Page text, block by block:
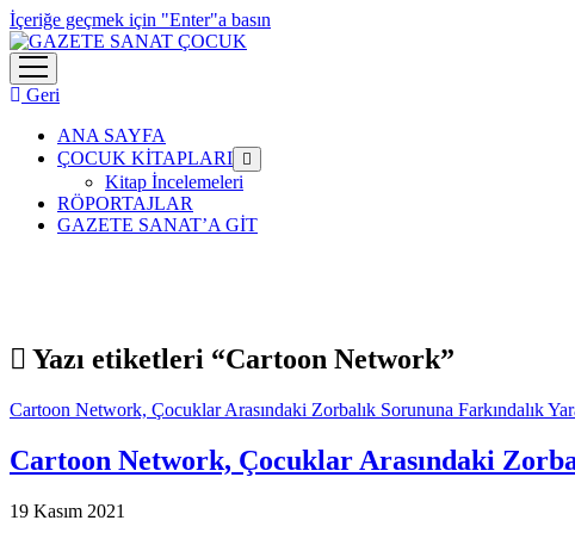
İçeriğe geçmek için "Enter"a basın
menüyü
aç
Geri
ANA SAYFA
ÇOCUK KİTAPLARI menüyü
aç
Kitap İncelemeleri
RÖPORTAJLAR
GAZETE SANAT’A GİT
Yazı etiketleri “Cartoon Network”
Cartoon Network, Çocuklar Arasındaki Zorbalık Sorununa Farkındalık
Cartoon Network, Çocuklar Arasındaki
19 Kasım 2021